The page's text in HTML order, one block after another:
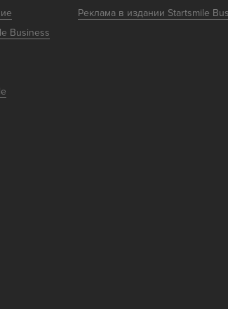
Business
Реклама в издании Startsmile